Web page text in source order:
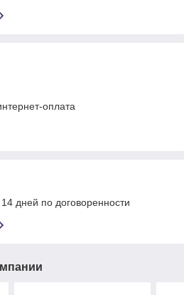
оплата
дней по договоренности